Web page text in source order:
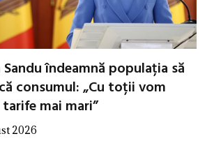
îndeamnă populația să
consumul: „Cu toții vom
mai mari”
2026